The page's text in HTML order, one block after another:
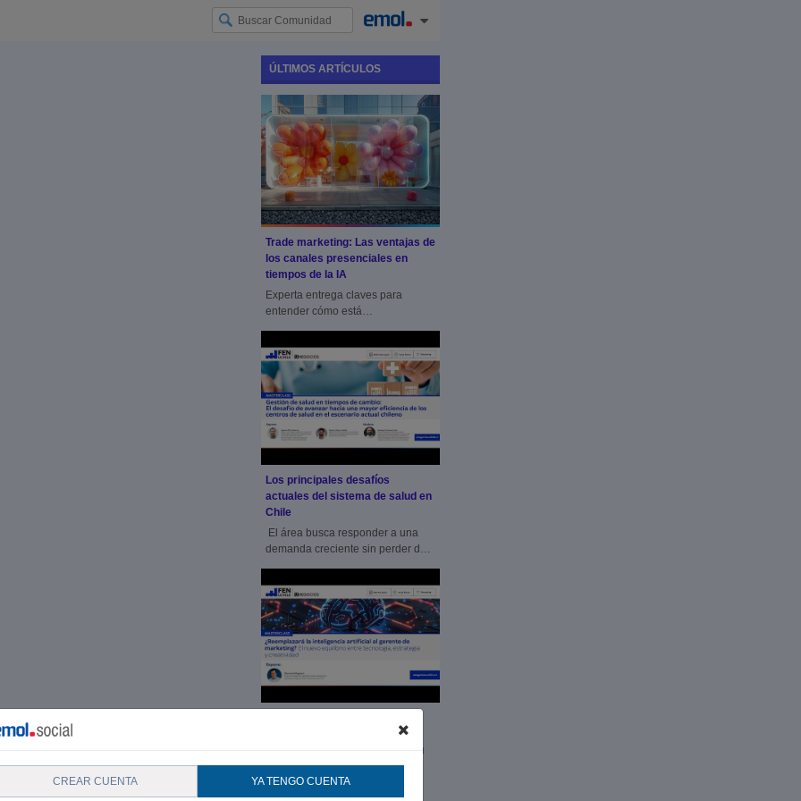
CREAR CUENTA YA TENGO CUENTA
ÚLTIMOS ARTÍCULOS
Trade marketing: Las ventajas de
los canales presenciales en
tiempos de la IA
Experta entrega claves para
entender cómo está
Los principales desafíos
actuales del sistema de salud en
Chile
El área busca responder a una
demanda creciente sin perder de
marketing, pero sí cambiará su
trabajo
Mientras la IA segmenta